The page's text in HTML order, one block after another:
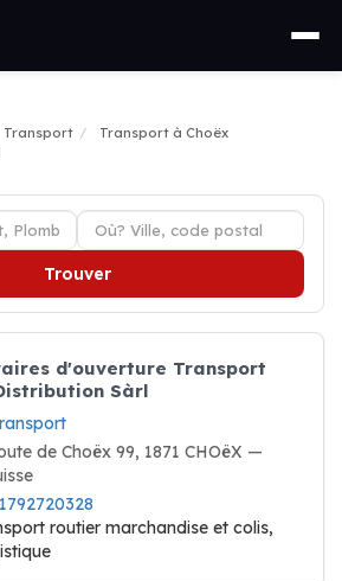
Transport
Transport à Choëx
Trouver
d'ouverture Transport
Sàrl
de Choëx 99, 1871 CHOëX —
routier marchandise et colis,